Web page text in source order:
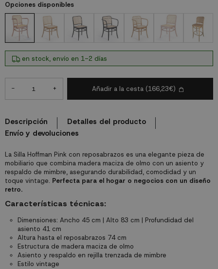
La Silla Hoffman Pink con reposabrazos es una elegante pieza de
mobiliario que combina madera maciza de olmo con un asiento y
respaldo de mimbre, asegurando durabilidad, comodidad y un
toque vintage. Perfecta para el hogar o negocios con un diseño
retro.
Características técnicas:
Dimensiones: Ancho 45 cm | Alto 83 cm | Profundidad del
asiento 41 cm
Altura hasta el reposabrazos 74 cm
Estructura de madera maciza de olmo
Asiento y respaldo en rejilla trenzada de mimbre
Estilo vintage
Opciones disponibles
en stock, envío en 1-2 días
- + Añadir a la cesta (166,23€)
Descripción
Detalles del producto
Envío y devoluciones